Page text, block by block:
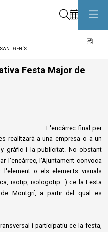
SANT GENÍS
Festa Major de
L'encàrrec final per
realitzarà a una empresa o a un
gràfic i la publicitat. No obstant
l'encàrrec, l'Ajuntament convoca
o els elements visuals
isotip, isologotip...) de la Festa
Montgrí, a partir del qual es
i participatiu de la festa,